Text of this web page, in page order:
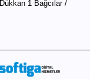
1 Bağcılar /